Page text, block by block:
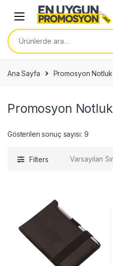
navigation
content
Ara:
Ana Sayfa Promosyon Notluk
Promosyon Notluk
Gösterilen sonuç sayısı: 9
Filters